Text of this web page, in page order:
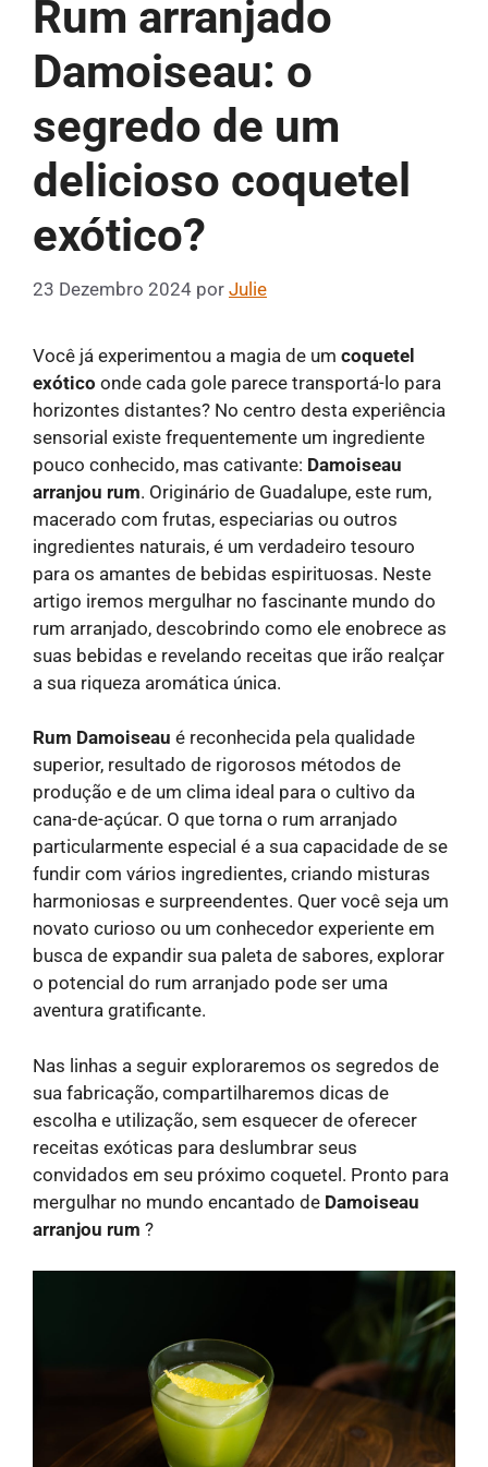
Rum arranjado
Damoiseau: o
segredo de um
delicioso coquetel
exótico?
23 Dezembro 2024 por Julie
Você já experimentou a magia de um coquetel
exótico onde cada gole parece transportá-lo para
horizontes distantes? No centro desta experiência
sensorial existe frequentemente um ingrediente
pouco conhecido, mas cativante: Damoiseau
arranjou rum. Originário de Guadalupe, este rum,
macerado com frutas, especiarias ou outros
ingredientes naturais, é um verdadeiro tesouro
para os amantes de bebidas espirituosas. Neste
artigo iremos mergulhar no fascinante mundo do
rum arranjado, descobrindo como ele enobrece as
suas bebidas e revelando receitas que irão realçar
a sua riqueza aromática única.
Rum Damoiseau é reconhecida pela qualidade
superior, resultado de rigorosos métodos de
produção e de um clima ideal para o cultivo da
cana-de-açúcar. O que torna o rum arranjado
particularmente especial é a sua capacidade de se
fundir com vários ingredientes, criando misturas
harmoniosas e surpreendentes. Quer você seja um
novato curioso ou um conhecedor experiente em
busca de expandir sua paleta de sabores, explorar
o potencial do rum arranjado pode ser uma
aventura gratificante.
Nas linhas a seguir exploraremos os segredos de
sua fabricação, compartilharemos dicas de
escolha e utilização, sem esquecer de oferecer
receitas exóticas para deslumbrar seus
convidados em seu próximo coquetel. Pronto para
mergulhar no mundo encantado de Damoiseau
arranjou rum ?